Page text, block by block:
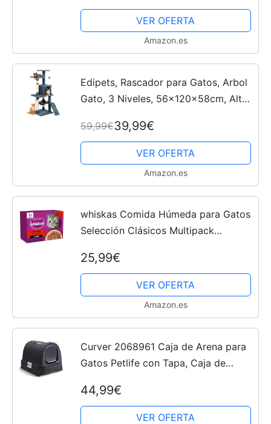
y material impermeable, diseño de
control de basura con...
VER OFERTA
Amazon.es
Edipets, Rascador para Gatos, Arbol
Gato, 3 Niveles, 56x120x58cm, Alto,
Caseta, Suave, con Bolas para Jugar
(Gris)
59,99€39,99€
VER OFERTA
Amazon.es
whiskas Comida Húmeda para Gatos
Selección Clásicos Multipack
25,99€
VER OFERTA
Amazon.es
Curver 2068961 Caja de Arena para
Gatos Petlife con Tapa, Caja de
Tejido de Ratán, Antracita, 51,5 x
38,5 x 40 cm, 1...
44,99€
VER OFERTA